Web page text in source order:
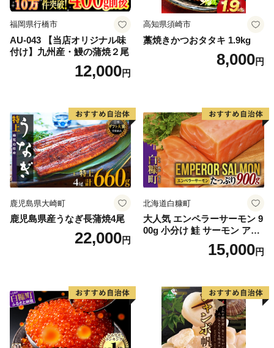
福岡県行橋市
AU-043 【当店オリジナル味
付け】九州産・鰻の蒲焼２尾
12,000円
高知県須崎市
藁焼きかつおタタキ 1.9kg
8,000円
鹿児島県大崎町
鹿児島県産うなぎ長蒲焼4尾
22,000円
北海道白糠町
大人気 エンペラーサーモン 9
00g 小分け 鮭 サーモン アト
ランティックサーモン 水産
庁長官賞 受賞 さけ シャケ し
満足 美味しい 贈答 生食用 刺
身 お刺身 刺し身 魚介類 海鮮
冷凍 厚切り 薄切り ふるさと
納税 ふるさとチョイス チョ
イス 北海道 白糠町
15,000円